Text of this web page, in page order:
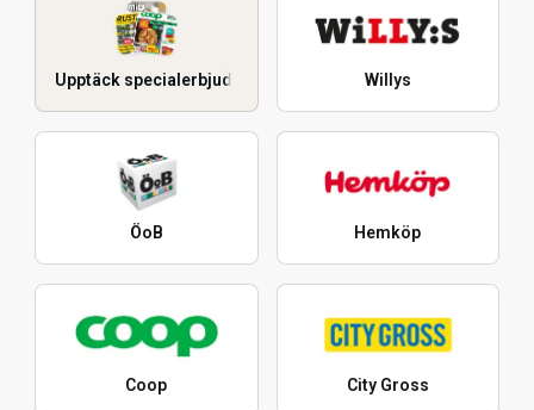
Upptäck specialerbjudanden Willys
ÖoB Hemköp
Coop City Gross